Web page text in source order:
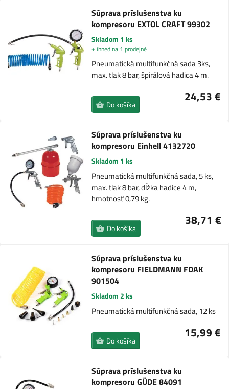
Súprava príslušenstva ku
kompresoru EXTOL CRAFT 99302
Skladom 1 ks
+ ihned na 1 prodejně
Pneumatická multifunkčná sada 3ks,
max. tlak 8 bar, špirálová hadica 4 m.
24,53 €
Do košíka
Súprava príslušenstva ku
kompresoru Einhell 4132720
Skladom 1 ks
Pneumatická multifunkčná sada, 5 ks,
max. tlak 8 bar, dĺžka hadice 4 m,
hmotnosť 0,79 kg.
38,71 €
Do košíka
Súprava príslušenstva ku
kompresoru FIELDMANN FDAK
901504
Skladom 2 ks
Pneumatická multifunkčná sada, 12 ks
15,99 €
Do košíka
Súprava príslušenstva ku
kompresoru GÜDE 84091